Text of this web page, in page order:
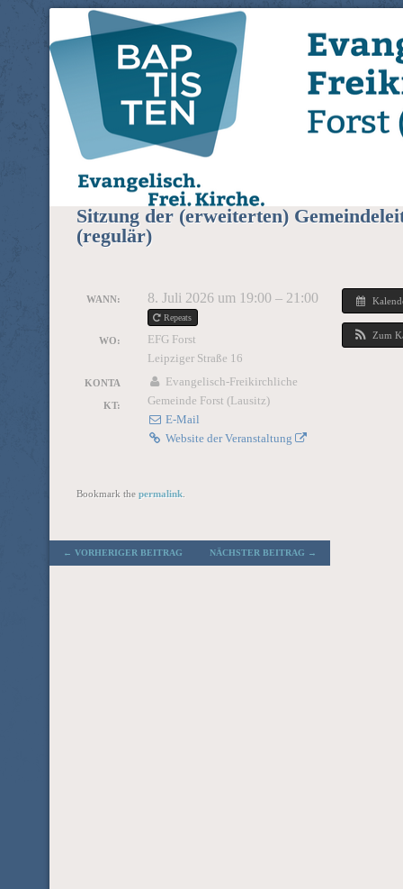
Evangelisch-Freikirchliche
(Lausitz)
EFG Forst (Lausitz)
Sitzung der (erweiterten)
(regulär)
Zum
WANN: 8. Juli 2026 um 19:00 – 21:00
Repeats
WO:
EFG Forst
Leipziger Straße 16
KONTA
KT:
Evangelisch-Freikirchliche
Gemeinde Forst (Lausitz)
E-Mail
Website der Veranstaltung
Bookmark the permalink
POST NAVIGATION
← VORHERIGER BEITRAG NÄCHSTER BEITRAG →